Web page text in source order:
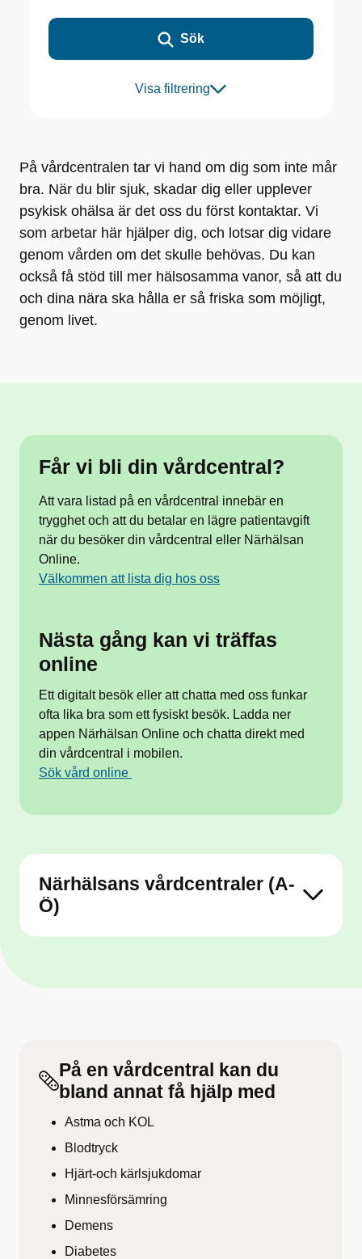
Sök
Visa filtrering
På vårdcentralen tar vi hand om dig som inte mår ​
bra. När du blir sjuk, skadar dig eller upplever
psykisk ohälsa är det oss du först kontaktar. Vi
som arbetar här hjälper dig, och lotsar dig vidare
genom vården om det skulle behövas.​​ Du kan
också få stöd till mer hälsosamma vanor, ​så att du
och dina nära ska hålla er så friska som ​möjligt,
genom livet.​
Får vi bli din vårdcentral?
Att vara listad på en vårdcentral innebär en
trygghet och att du betalar en lägre patientavgift
när du besöker din vårdcentral eller Närhälsan
Online.
Välkommen att lista dig hos oss
Nästa gång kan vi träffas
online
Ett digitalt besök eller att chatta med oss funkar
ofta lika bra som ett fysiskt besök. Ladda ner
appen Närhälsan Online och chatta direkt med
din vårdcentral i mobilen.
Sök vård online
Närhälsans vårdcentraler (A-
Ö)
På en vårdcentral kan du
bland annat få hjälp med
Astma och KOL
Blodtryck
Hjärt-och kärlsjukdomar
Minnesförsämring
Demens
Diabetes